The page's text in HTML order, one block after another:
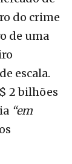
do crime
de uma
escala.
2 bilhões
“em